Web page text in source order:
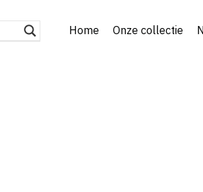
Home Onze collectie